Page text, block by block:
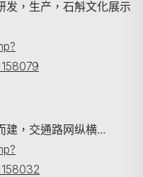
发，生产，石斛文化展示
建，交通路网纵横…